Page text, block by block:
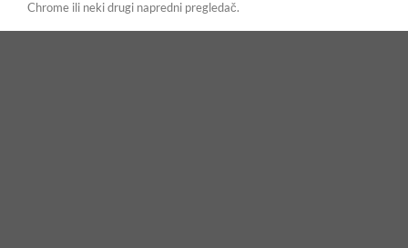
Chrome ili neki drugi napredni pregledač.